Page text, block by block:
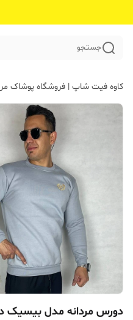
جستجو
کاوه فیت شاپ | فروشگاه پوشاک
دورس مردانه مدل بیسیک